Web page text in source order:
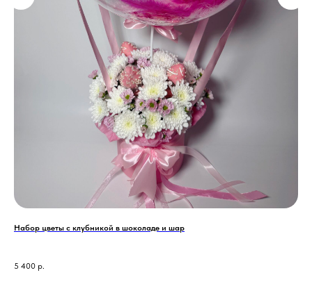
Набор цветы с клубникой в шоколаде и шар
5 400 р.